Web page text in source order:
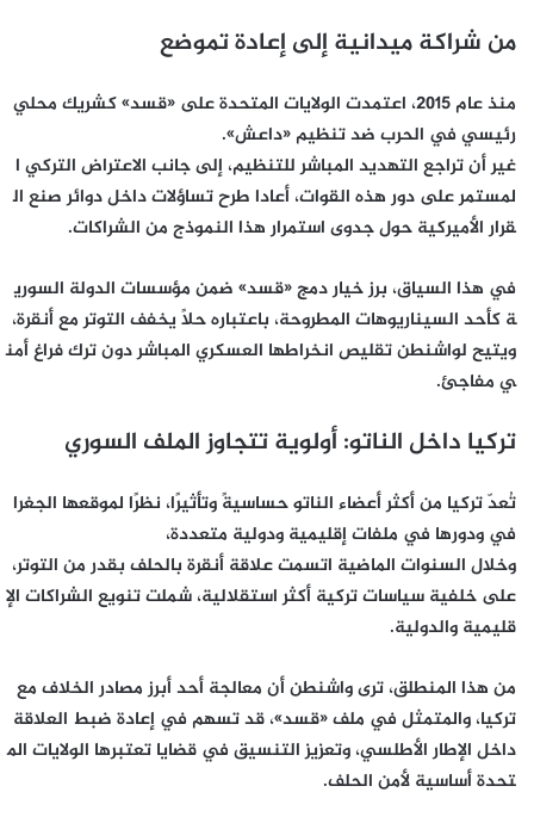
من شراكةميدانيةإلىإعادةتموضع
منذ عام 2015، اعتمدت الولايات المتحدة على «قسد» كشريك محلي
رئيسي في الحرب ضد تنظيم «داعش».
غير أن تراجع التهديد المباشر للتنظيم، إلى جانب الاعتراض التركي ا
لمستمر على دور هذه القوات، أعادا طرح تساؤلات داخل دوائر صنع ال
قرار الأميركية حول جدوى استمرار هذا النموذج من الشراكات.
في هذا السياق، برز خيار دمج «قسد» ضمن مؤسسات الدولة السوري
ة كأحد السيناريوهات المطروحة، باعتباره حلًا يخفف التوتر مع أنقرة،
ويتيح لواشنطن تقليص انخراطها العسكري المباشر دون ترك فراغ أمن
ي مفاجئ.
تركيا داخل الناتو:أولويةتتجاوزالملف السوري
تُعدّ تركيا من أكثر أعضاء الناتو حساسيةً وتأثيرًا، نظرًا لموقعها الجغرا
في ودورها في ملفات إقليمية ودولية متعددة،
وخلال السنوات الماضية اتسمت علاقة أنقرة بالحلف بقدر من التوتر،
على خلفية سياسات تركية أكثر استقلالية، شملت تنويع الشراكات الإ
قليمية والدولية.
من هذا المنطلق، ترى واشنطن أن معالجة أحد أبرز مصادر الخلاف مع
تركيا، والمتمثل في ملف «قسد»، قد تسهم في إعادة ضبط العلاقة
داخل الإطار الأطلسي، وتعزيز التنسيق في قضايا تعتبرها الولايات الم
تحدة أساسية لأمن الحلف.